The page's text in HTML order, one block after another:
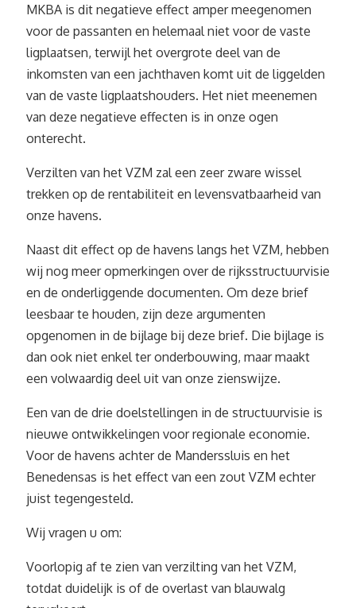
MKBA is dit negatieve effect amper meegenomen
voor de passanten en helemaal niet voor de vaste
ligplaatsen, terwijl het overgrote deel van de
inkomsten van een jachthaven komt uit de liggelden
van de vaste ligplaatshouders. Het niet meenemen
van deze negatieve effecten is in onze ogen
onterecht.
Verzilten van het VZM zal een zeer zware wissel
trekken op de rentabiliteit en levensvatbaarheid van
onze havens.
Naast dit effect op de havens langs het VZM, hebben
wij nog meer opmerkingen over de rijksstructuurvisie
en de onderliggende documenten. Om deze brief
leesbaar te houden, zijn deze argumenten
opgenomen in de bijlage bij deze brief. Die bijlage is
dan ook niet enkel ter onderbouwing, maar maakt
een volwaardig deel uit van onze zienswijze.
Een van de drie doelstellingen in de structuurvisie is
nieuwe ontwikkelingen voor regionale economie.
Voor de havens achter de Manderssluis en het
Benedensas is het effect van een zout VZM echter
juist tegengesteld.
Wij vragen u om:
Voorlopig af te zien van verzilting van het VZM,
totdat duidelijk is of de overlast van blauwalg